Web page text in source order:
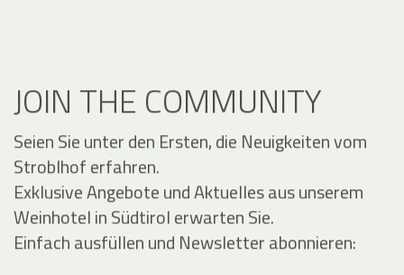
JOIN THE COMMUNITY
Seien Sie unter den Ersten, die Neuigkeiten vom
Stroblhof erfahren.
Exklusive Angebote und Aktuelles aus unserem
Weinhotel in Südtirol erwarten Sie.
Einfach ausfüllen und Newsletter abonnieren: